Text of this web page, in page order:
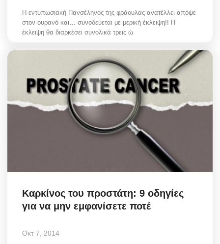
Η εντυπωσιακή Πανσέληνος της φράουλας ανατέλλει απόψε
στον ουρανό και… συνοδεύεται με μερική έκλειψη!! Η
έκλειψη θα διαρκέσει συνολικά τρεις ώ
Καρκίνος του προστάτη: 9 οδηγίες
για να μην εμφανίσετε ποτέ
Οκτ 7, 2014